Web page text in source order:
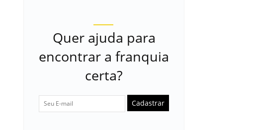
Quer ajuda para
encontrar a franquia
certa?
Cadastrar